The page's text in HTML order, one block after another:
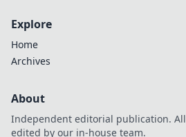
Explore
Home
Archives
About
Independent editorial publication.
edited by our in-house team.